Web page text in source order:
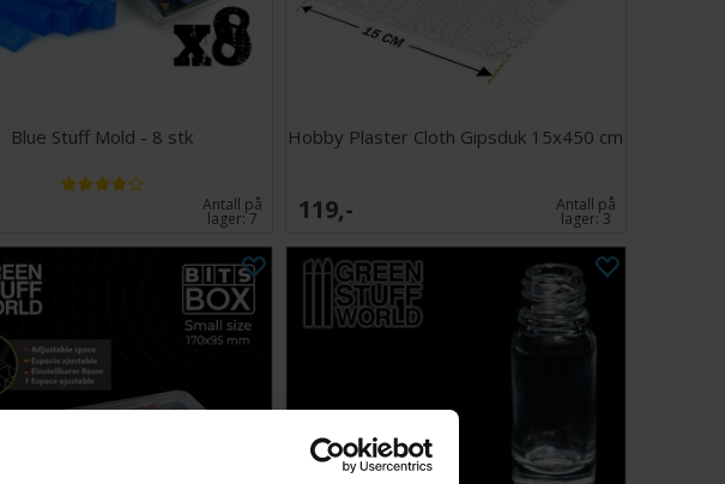
Blue Stuff Mold - 8 stk
Antall på
lager:7
Hobby Plaster Cloth Gipsduk 15x450 cm
119,- Antall på
lager:3